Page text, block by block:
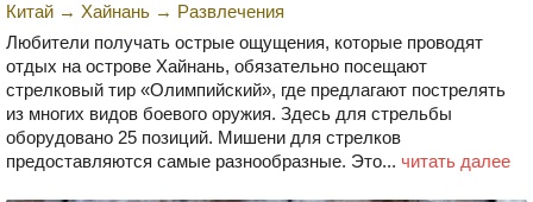
Китай → Хайнань → Развлечения
Любители получать острые ощущения, которые проводят
отдых на острове Хайнань, обязательно посещают
стрелковый тир «Олимпийский», где предлагают пострелять
из многих видов боевого оружия. Здесь для стрельбы
оборудовано 25 позиций. Мишени для стрелков
предоставляются самые разнообразные. Это... читать далее